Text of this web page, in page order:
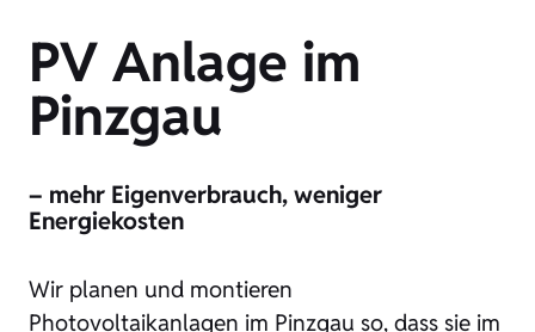
PV Anlage im
Pinzgau
– mehr Eigenverbrauch, weniger
Energiekosten
Wir planen und montieren
Photovoltaikanlagen im Pinzgau so, dass sie im